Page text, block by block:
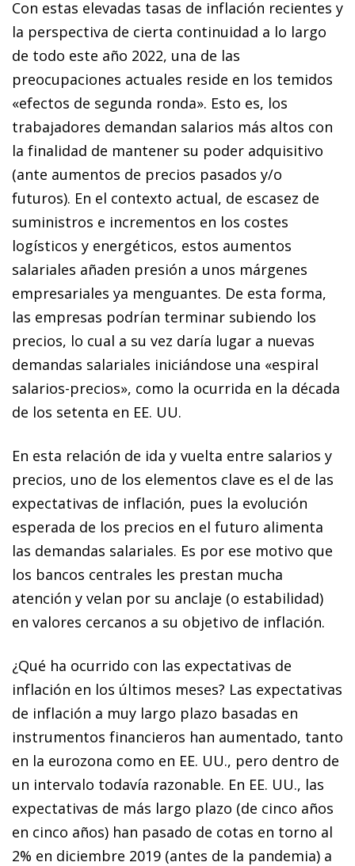
Con estas elevadas tasas de inflación recientes y
la perspectiva de cierta continuidad a lo largo
de todo este año 2022, una de las
preocupaciones actuales reside en los temidos
«efectos de segunda ronda». Esto es, los
trabajadores demandan salarios más altos con
la finalidad de mantener su poder adquisitivo
(ante aumentos de precios pasados y/o
futuros). En el contexto actual, de escasez de
suministros e incrementos en los costes
logísticos y energéticos, estos aumentos
salariales añaden presión a unos márgenes
empresariales ya menguantes. De esta forma,
las empresas podrían terminar subiendo los
precios, lo cual a su vez daría lugar a nuevas
demandas salariales iniciándose una «espiral
salarios-precios», como la ocurrida en la década
de los setenta en EE. UU.
En esta relación de ida y vuelta entre salarios y
precios, uno de los elementos clave es el de las
expectativas de inflación, pues la evolución
esperada de los precios en el futuro alimenta
las demandas salariales. Es por ese motivo que
los bancos centrales les prestan mucha
atención y velan por su anclaje (o estabilidad)
en valores cercanos a su objetivo de inflación.
¿Qué ha ocurrido con las expectativas de
inflación en los últimos meses? Las expectativas
de inflación a muy largo plazo basadas en
instrumentos financieros han aumentado, tanto
en la eurozona como en EE. UU., pero dentro de
un intervalo todavía razonable. En EE. UU., las
expectativas de más largo plazo (de cinco años
en cinco años) han pasado de cotas en torno al
2% en diciembre 2019 (antes de la pandemia) a